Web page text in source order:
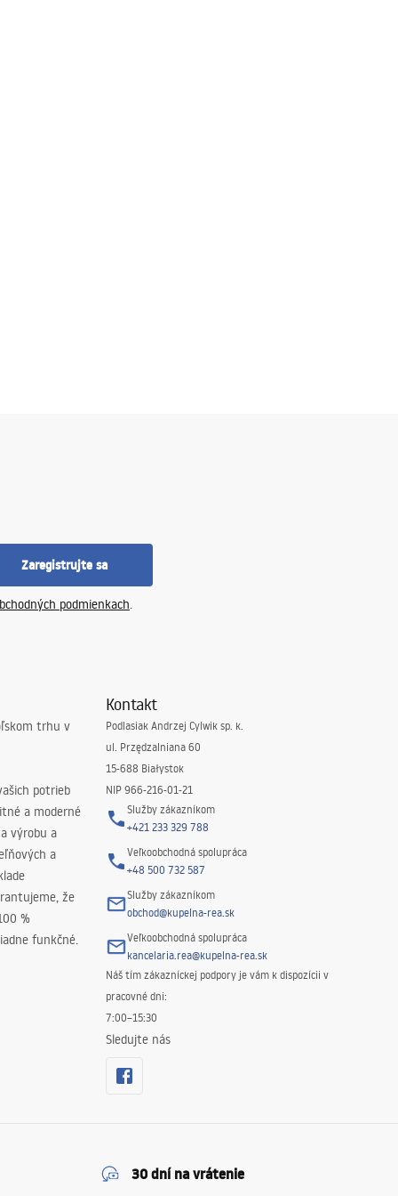
Zaregistrujte sa
podmienkach.
trhu v
potrieb
a moderné
výrobu a
a
že
%
funkčné.
Kontakt
Podlasiak Andrzej Cylwik sp. k.
ul. Przędzalniana 60
15-688 Białystok
NIP 966-216-01-21
Služby zákazníkom
+421 233 329 788
Veľkoobchodná spolupráca
+48 500 732 587
Služby zákazníkom
obchod@kupelna-rea.sk
Veľkoobchodná spolupráca
kancelaria.rea@kupelna-rea.sk
Náš tím zákazníckej podpory je vám k dispozícii v
pracovné dni:
7:00–15:30
Sledujte nás
30 dní na vrátenie